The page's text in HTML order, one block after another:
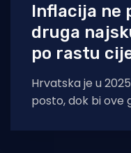
Inflacija ne
druga
po rastu
Hrvatska je u
posto, dok bi ove